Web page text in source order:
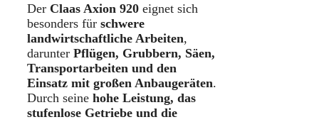
Der Claas Axion 920 eignet sich
besonders für schwere
landwirtschaftliche Arbeiten,
darunter Pflügen, Grubbern, Säen,
Transportarbeiten und den
Einsatz mit großen Anbaugeräten.
Durch seine hohe Leistung, das
stufenlose Getriebe und die